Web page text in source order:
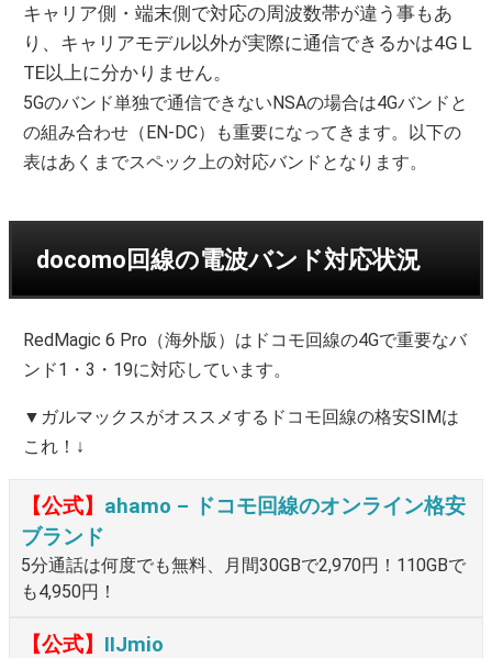
キャリア側・端末側で対応の周波数帯が違う事もあ
り、キャリアモデル以外が実際に通信できるかは4G L
TE以上に分かりません。
5Gのバンド単独で通信できないNSAの場合は4Gバンドと
の組み合わせ（EN-DC）も重要になってきます。以下の
表はあくまでスペック上の対応バンドとなります。
docomo回線の電波バンド対応状況
RedMagic 6 Pro（海外版）はドコモ回線の4Gで重要なバ
ンド1・3・19に対応しています。
▼ガルマックスがオススメするドコモ回線の格安SIMは
これ！↓
【公式】 ahamo – ドコモ回線のオンライン格安
ブランド
5分通話は何度でも無料、月間30GBで2,970円！110GBで
も4,950円！
【公式】 IIJmio